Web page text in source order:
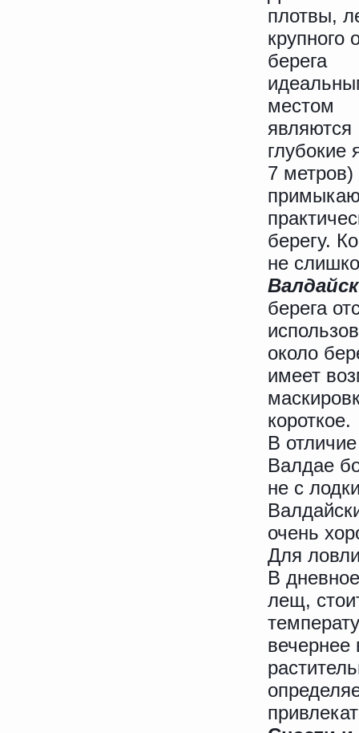
плотвы,
крупного
берега
местом
являются
глубокие
7 метров)
берегу.
не
берега
около
имеет
короткое.
В
Валдае
не с
очень
Для
В
лещ,
вечернее